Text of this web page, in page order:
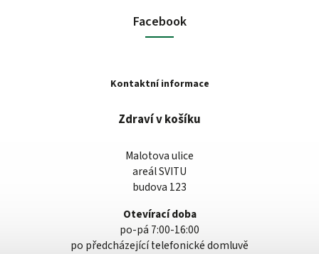
Facebook
Kontaktní informace
Zdraví v košíku
Malotova ulice
areál SVITU
budova 123
Otevírací doba
po-pá 7:00-16:00
po předcházející telefonické domluvě